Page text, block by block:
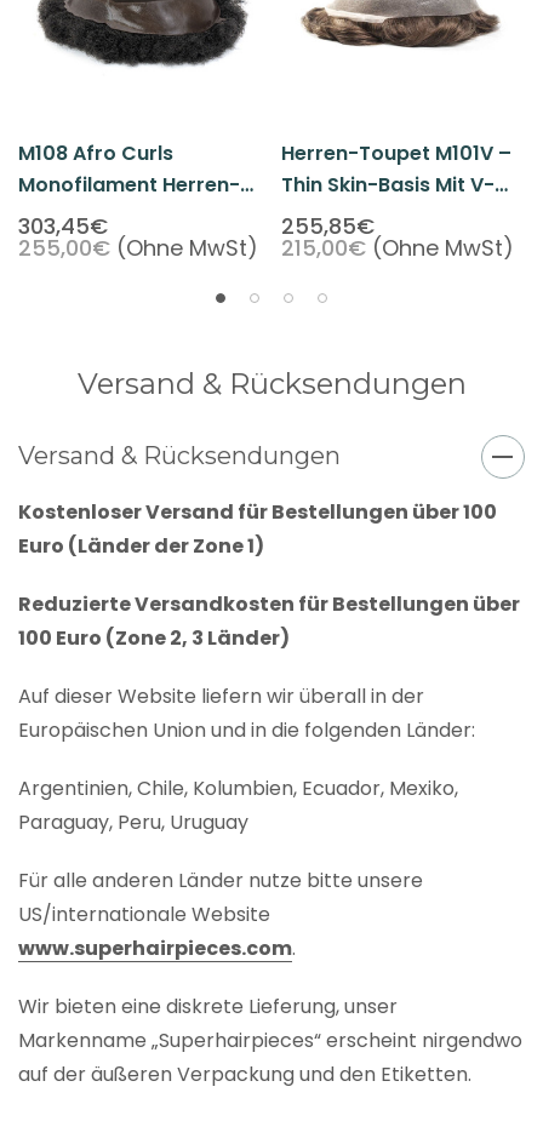
M108 Afro Curls
Monofilament Herren-
Toupet
303,45€
255,00€ (Ohne MwSt)
Herren-Toupet M101V –
Thin Skin-Basis Mit V-
Loop-Technik
255,85€
215,00€ (Ohne MwSt)
Versand & Rücksendungen
Versand & Rücksendungen
Kostenloser Versand für Bestellungen über 100
Euro (Länder der Zone 1)
Reduzierte Versandkosten für Bestellungen über
100 Euro (Zone 2, 3 Länder)
Auf dieser Website liefern wir überall in der
Europäischen Union und in die folgenden Länder:
Argentinien, Chile, Kolumbien, Ecuador, Mexiko,
Paraguay, Peru, Uruguay
Für alle anderen Länder nutze bitte unsere
US/internationale Website
www.superhairpieces.com.
Wir bieten eine diskrete Lieferung, unser
Markenname „Superhairpieces“ erscheint nirgendwo
auf der äußeren Verpackung und den Etiketten.